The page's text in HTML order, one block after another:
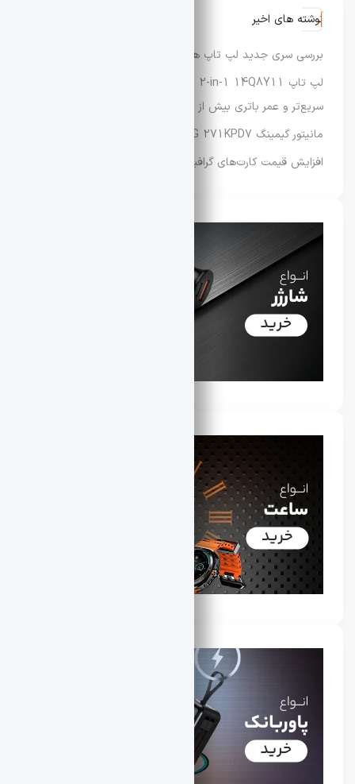
نوشته های اخیر
بررسی سری جدید لپ‌ تاپ‌ های Dynabook XP9، X9 و G9
سریع‌تر و عمر باتری بیش از ۳۳ ساعت عرضه شد
مانیتور گیمینگ MSI MAG 271KPD7 معرفی شد
افزایش قیمت کارت‌های گرافیک سری RTX 50 ایسوس